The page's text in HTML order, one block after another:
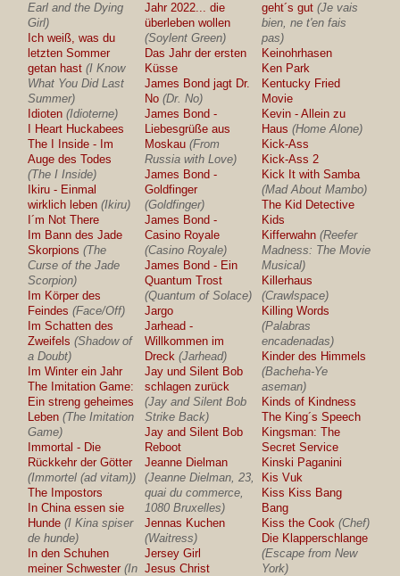
Earl and the Dying
Girl)
Ich weiß, was du
letzten Sommer
getan hast (I Know
What You Did Last
Summer)
Idioten (Idioterne)
I Heart Huckabees
The I Inside - Im
Auge des Todes
(The I Inside)
Ikiru - Einmal
wirklich leben (Ikiru)
I´m Not There
Im Bann des Jade
Skorpions (The
Curse of the Jade
Scorpion)
Im Körper des
Feindes (Face/Off)
Im Schatten des
Zweifels (Shadow of
a Doubt)
Im Winter ein Jahr
The Imitation Game:
Ein streng geheimes
Leben (The Imitation
Game)
Immortal - Die
Rückkehr der Götter
(Immortel (ad vitam))
The Impostors
In China essen sie
Hunde (I Kina spiser
de hunde)
In den Schuhen
meiner Schwester (In
Jahr 2022... die
überleben wollen
(Soylent Green)
Das Jahr der ersten
Küsse
James Bond jagt Dr.
No (Dr. No)
James Bond -
Liebesgrüße aus
Moskau (From
Russia with Love)
James Bond -
Goldfinger
(Goldfinger)
James Bond -
Casino Royale
(Casino Royale)
James Bond - Ein
Quantum Trost
(Quantum of Solace)
Jargo
Jarhead -
Willkommen im
Dreck (Jarhead)
Jay und Silent Bob
schlagen zurück
(Jay and Silent Bob
Strike Back)
Jay and Silent Bob
Reboot
Jeanne Dielman
(Jeanne Dielman, 23,
quai du commerce,
1080 Bruxelles)
Jennas Kuchen
(Waitress)
Jersey Girl
Jesus Christ
geht´s gut (Je vais
bien, ne t'en fais
pas)
Keinohrhasen
Ken Park
Kentucky Fried
Movie
Kevin - Allein zu
Haus (Home Alone)
Kick-Ass
Kick-Ass 2
Kick It with Samba
(Mad About Mambo)
The Kid Detective
Kids
Kifferwahn (Reefer
Madness: The Movie
Musical)
Killerhaus
(Crawlspace)
Killing Words
(Palabras
encadenadas)
Kinder des Himmels
(Bacheha-Ye
aseman)
Kinds of Kindness
The King´s Speech
Kingsman: The
Secret Service
Kinski Paganini
Kis Vuk
Kiss Kiss Bang
Bang
Kiss the Cook (Chef)
Die Klapperschlange
(Escape from New
York)